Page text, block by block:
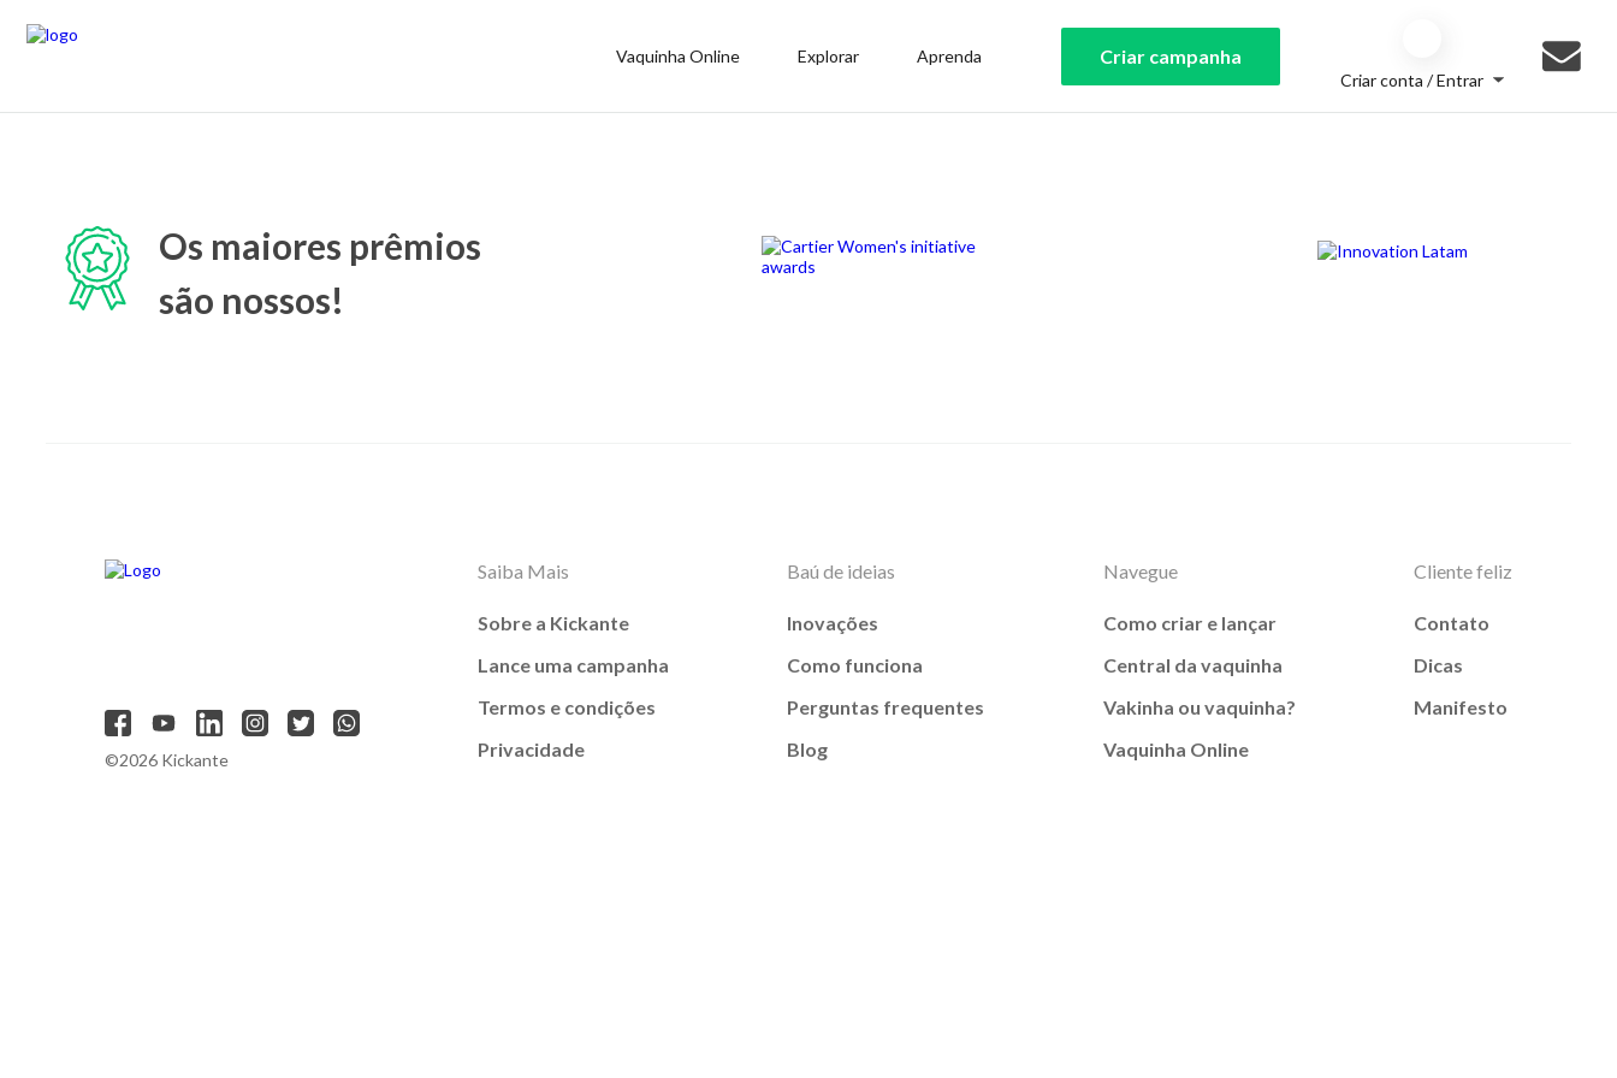
Vaquinha Online Explorar Aprenda Criar campanha
Criar conta / Entrar
Os maiores prêmios
são nossos!
©2026 Kickante
Saiba Mais
Sobre a Kickante
Lance uma campanha
Termos e condições
Privacidade
Baú de ideias
Inovações
Como funciona
Perguntas frequentes
Blog
Navegue
Como criar e lançar
Central da vaquinha
Vakinha ou vaquinha?
Vaquinha Online
Cliente feliz
Contato
Dicas
Manifesto